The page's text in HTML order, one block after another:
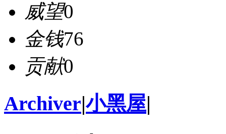
威望0
金钱76
贡献0
Archiver|小黑屋|